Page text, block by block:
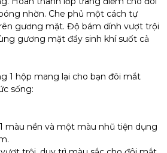
nhờn. Che phủ một cách tự
gương mặt. Độ bám dính vượt trội
gương mặt đầy sinh khí suốt cả
1 hộp mang lại cho bạn đôi mắt
sống:
màu nền và một màu nhũ tiện dụng